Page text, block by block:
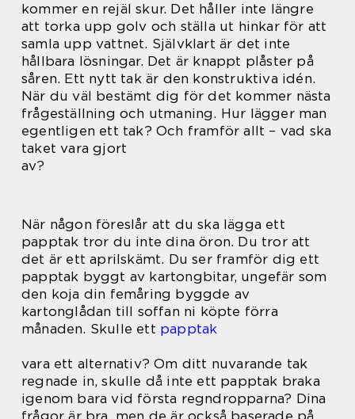
kommer en rejäl skur. Det håller inte längre
att torka upp golv och ställa ut hinkar för att
samla upp vattnet. Självklart är det inte
hållbara lösningar. Det är knappt plåster på
såren. Ett nytt tak är den konstruktiva idén.
När du väl bestämt dig för det kommer nästa
frågeställning och utmaning. Hur lägger man
egentligen ett tak? Och framför allt – vad ska
taket vara gjort
av?
När någon föreslår att du ska lägga ett
papptak tror du inte dina öron. Du tror att
det är ett aprilskämt. Du ser framför dig ett
papptak byggt av kartongbitar, ungefär som
den koja din femåring byggde av
kartonglådan till soffan ni köpte förra
månaden. Skulle ett papptak
vara ett alternativ? Om ditt nuvarande tak
regnade in, skulle då inte ett papptak braka
igenom bara vid första regndropparna? Dina
frågor är bra, men de är också baserade på